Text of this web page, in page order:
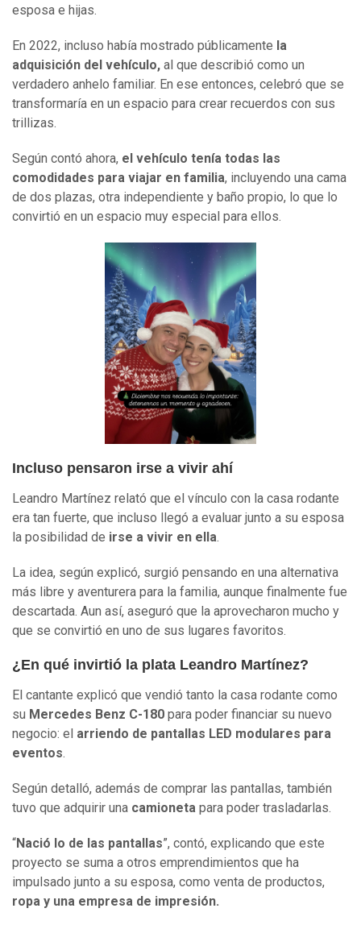
esposa e hijas.
En 2022, incluso había mostrado públicamente la
adquisición del vehículo, al que describió como un
verdadero anhelo familiar. En ese entonces, celebró que se
transformaría en un espacio para crear recuerdos con sus
trillizas.
Según contó ahora, el vehículo tenía todas las
comodidades para viajar en familia, incluyendo una cama
de dos plazas, otra independiente y baño propio, lo que lo
convirtió en un espacio muy especial para ellos.
Incluso pensaron irse a vivir ahí
Leandro Martínez relató que el vínculo con la casa rodante
era tan fuerte, que incluso llegó a evaluar junto a su esposa
la posibilidad de irse a vivir en ella.
La idea, según explicó, surgió pensando en una alternativa
más libre y aventurera para la familia, aunque finalmente fue
descartada. Aun así, aseguró que la aprovecharon mucho y
que se convirtió en uno de sus lugares favoritos.
¿En qué invirtió la plata Leandro Martínez?
El cantante explicó que vendió tanto la casa rodante como
su Mercedes Benz C-180 para poder financiar su nuevo
negocio: el arriendo de pantallas LED modulares para
eventos.
Según detalló, además de comprar las pantallas, también
tuvo que adquirir una camioneta para poder trasladarlas.
“Nació lo de las pantallas”, contó, explicando que este
proyecto se suma a otros emprendimientos que ha
impulsado junto a su esposa, como venta de productos,
ropa y una empresa de impresión.